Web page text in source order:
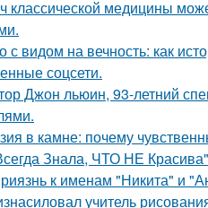
классической медицины
с видом на вечность: как
соцсети.
Джон льюин, 93-летний
в камне: почему
Знала, ЧТО НЕ
к именам "Никита" и
учитель